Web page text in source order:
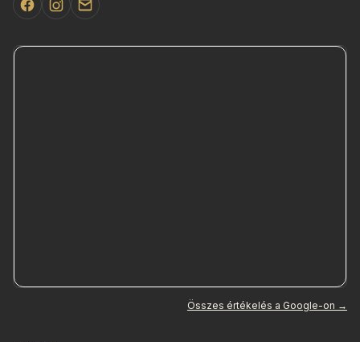
Összes értékelés a Google-on →